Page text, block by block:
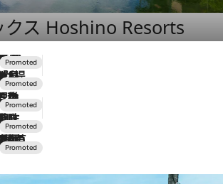
クス Hoshino Resorts
で！」
を呼ぶ郷土の味